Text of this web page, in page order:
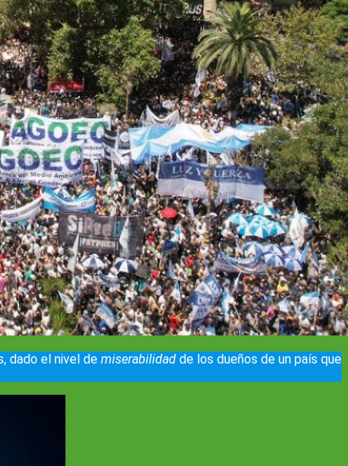
dado el nivel de miserabilidad de los dueños de un país que